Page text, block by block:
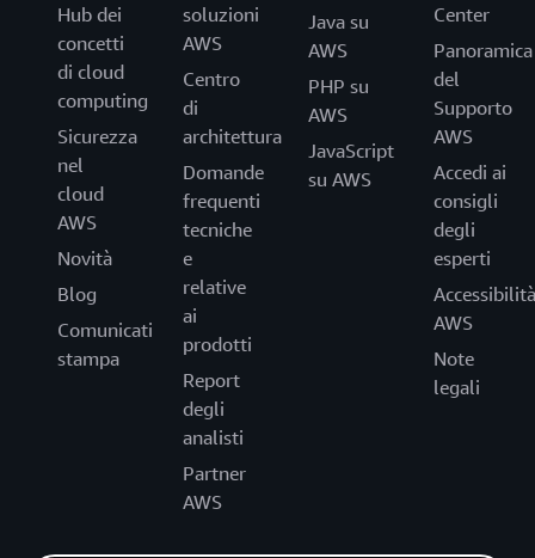
Hub dei
concetti
di cloud
computing
Sicurezza
nel
cloud
AWS
Novità
Blog
Comunicati
stampa
soluzioni
AWS
Centro
di
architettura
Domande
frequenti
tecniche
e
relative
ai
prodotti
Report
degli
analisti
Partner
AWS
Java su
AWS
PHP su
AWS
JavaScript
su AWS
Center
Panoramica
del
Supporto
AWS
Accedi ai
consigli
degli
esperti
Accessibilità
AWS
Note
legali